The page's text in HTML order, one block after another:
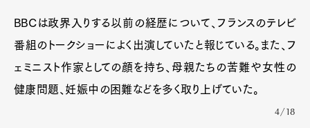
BBCは政界入りする以前の経歴について、フランスのテレビ
番組のトークショーによく出演していたと報じている。また、フ
ェミニスト作家としての顔を持ち、母親たちの苦難や女性の
健康問題、妊娠中の困難などを多く取り上げていた。
4/18